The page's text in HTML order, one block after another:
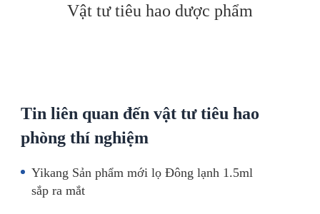
Vật tư tiêu hao dược phẩm
Tin liên quan đến vật tư tiêu hao
phòng thí nghiệm
Yikang Sản phẩm mới lọ Đông lạnh 1.5ml
sắp ra mắt